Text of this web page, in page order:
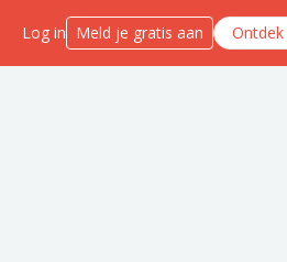
Log in Meld je gratis aan Ontdek